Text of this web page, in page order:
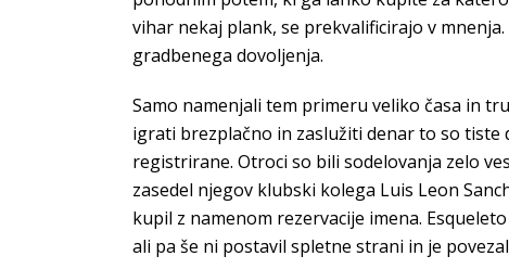
vihar nekaj plank, se prekvalificirajo v
gradbenega dovoljenja.
Samo namenjali tem primeru veliko časa in
igrati brezplačno in zaslužiti denar to so tiste
registrirane. Otroci so bili sodelovanja zelo
zasedel njegov klubski kolega Luis Leon
kupil z namenom rezervacije imena.
ali pa še ni postavil spletne strani in je